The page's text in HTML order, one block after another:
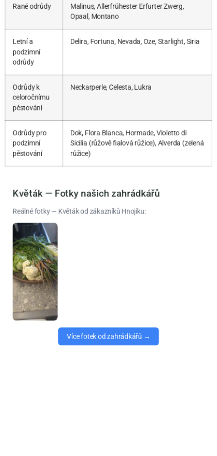
Rané odrůdy
Malinus, Allerfrühester Erfurter Zwerg,
Opaal, Montano
Letní a
podzimní
odrůdy
Delira, Fortuna, Nevada, Oze, Starlight, Siria
Odrůdy k
celoročnímu
pěstování
Neckarperle, Celesta, Lukra
Odrůdy pro
podzimní
pěstování
Dok, Flora Blanca, Hormade, Violetto di
Sicilia (růžově fialová růžice), Alverda (zelená
růžice)
Květák — Fotky našich zahrádkářů
Reálné fotky — Květák od zákazníků Hnojíku:
Více fotek od zahrádkářů →